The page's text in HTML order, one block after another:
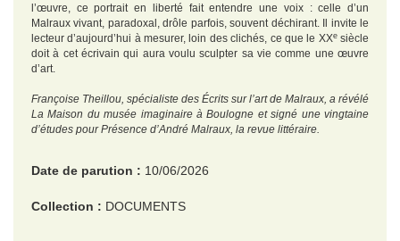
l’œuvre, ce portrait en liberté fait entendre une voix : celle d’un
Malraux vivant, paradoxal, drôle parfois, souvent déchirant. Il invite le
lecteur d’aujourd’hui à mesurer, loin des clichés, ce que le XXesiècle
doit à cet écrivain qui aura voulu sculpter sa vie comme une œuvre
d’art.
Françoise Theillou, spécialiste des Écrits sur l’art de Malraux, a révélé
La Maison du musée imaginaire à Boulogne et signé une vingtaine
d’études pour Présence d’André Malraux, la revue littéraire.
Date de parution : 10/06/2026
Collection : DOCUMENTS